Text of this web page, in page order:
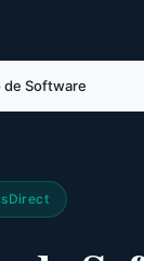
de Software